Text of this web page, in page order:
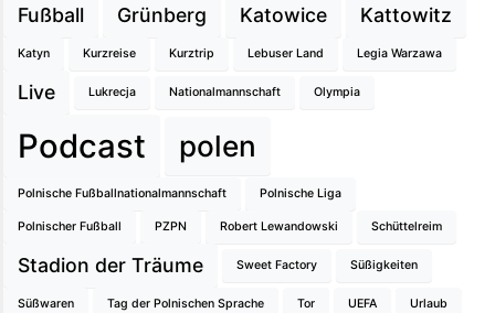
Fußball Grünberg Katowice Kattowitz
Katyn Kurzreise Kurztrip Lebuser Land Legia Warzawa
Live Lukrecja Nationalmannschaft Olympia
Podcast polen
Polnische Fußballnationalmannschaft Polnische Liga
Polnischer Fußball PZPN Robert Lewandowski Schüttelreim
Stadion der Träume Sweet Factory Süßigkeiten
Süßwaren Tag der Polnischen Sprache Tor UEFA Urlaub